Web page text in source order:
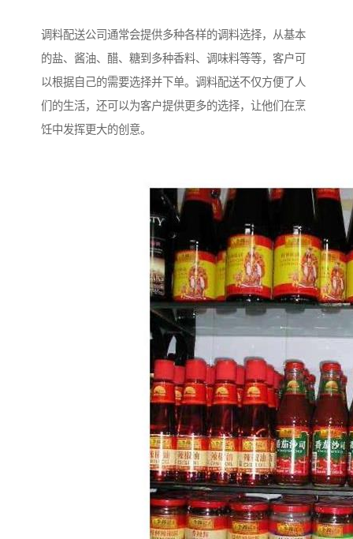
调料配送公司通常会提供多种各样的调料选择，从基本
的盐、酱油、醋、糖到多种香料、调味料等等，客户可
以根据自己的需要选择并下单。调料配送不仅方便了人
们的生活，还可以为客户提供更多的选择，让他们在烹
饪中发挥更大的创意。